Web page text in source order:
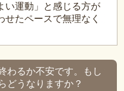
い運動」と感じる方が
たペースで無理なく
わるか不安です。もし
どうなりますか？